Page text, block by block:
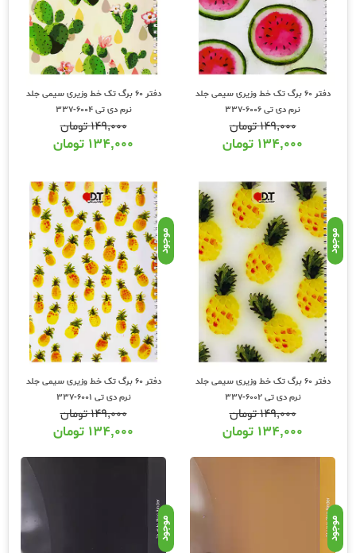
دفتر 60 برگ تک خط وزیری سیمی جلد
نرم دی تی 6006-337
۱۴۹,۰۰۰تومان
۱۳۴,۰۰۰ تومان
دفتر 60 برگ تک خط وزیری سیمی جلد
نرم دی تی 6004-337
۱۴۹,۰۰۰تومان
۱۳۴,۰۰۰ تومان
موجود
دفتر 60 برگ تک خط وزیری سیمی جلد
نرم دی تی 6002-337
۱۴۹,۰۰۰تومان
۱۳۴,۰۰۰ تومان
موجود
دفتر 60 برگ تک خط وزیری سیمی جلد
نرم دی تی 6001-337
۱۴۹,۰۰۰تومان
۱۳۴,۰۰۰ تومان
موجود موجود